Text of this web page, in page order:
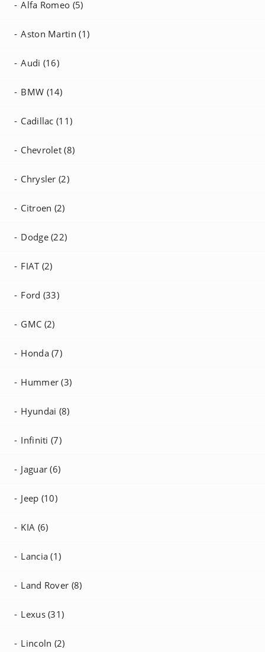
Alfa Romeo (5)
Aston Martin (1)
Audi (16)
BMW (14)
Cadillac (11)
Chevrolet (8)
Chrysler (2)
Citroen (2)
Dodge (22)
FIAT (2)
Ford (33)
GMC (2)
Honda (7)
Hummer (3)
Hyundai (8)
Infiniti (7)
Jaguar (6)
Jeep (10)
KIA (6)
Lancia (1)
Land Rover (8)
Lexus (31)
Lincoln (2)